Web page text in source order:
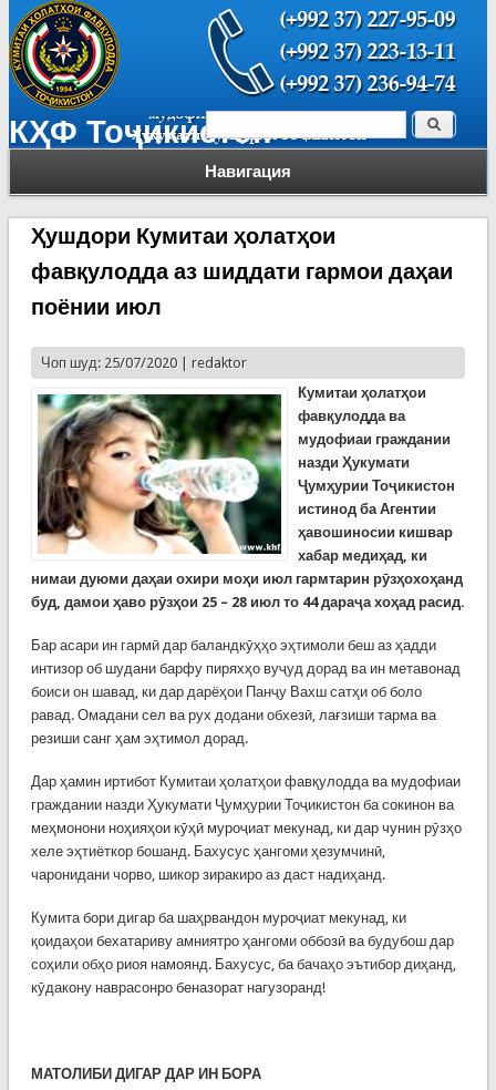
КҲФ Тоҷикистон
Навигация
Форма поиска Поиск
Ҳушдори Кумитаи ҳолатҳои
фавқулодда аз шиддати гармои даҳаи
поёнии июл
Чоп шуд: 25/07/2020 | redaktor
Кумитаи ҳолатҳои
фавқулодда ва
мудофиаи граждании
назди Ҳукумати
Ҷумҳурии Тоҷикистон
истинод ба Агентии
ҳавошиносии кишвар
хабар медиҳад, ки
нимаи дуюми даҳаи охири моҳи июл гармтарин рӯзҳохоҳанд
буд, дамои ҳаво рӯзҳои 25 – 28 июл то 44 дараҷа хоҳад расид.
Бар асари ин гармӣ дар баландкӯҳҳо эҳтимоли беш аз ҳадди
интизор об шудани барфу пиряхҳо вуҷуд дорад ва ин метавонад
боиси он шавад, ки дар дарёҳои Панҷу Вахш сатҳи об боло
равад. Омадани сел ва рух додани обхезӣ, лағзиши тарма ва
резиши санг ҳам эҳтимол дорад.
Дар ҳамин иртибот Кумитаи ҳолатҳои фавқулодда ва мудофиаи
граждании назди Ҳукумати Ҷумҳурии Тоҷикистон ба сокинон ва
меҳмонони ноҳияҳои кӯҳӣ муроҷиат мекунад, ки дар чунин рӯзҳо
хеле эҳтиёткор бошанд. Бахусус ҳангоми ҳезумчинӣ,
чаронидани чорво, шикор зиракиро аз даст надиҳанд.
Кумита бори дигар ба шаҳрвандон муроҷиат мекунад, ки
қоидаҳои бехатариву амниятро ҳангоми оббозӣ ва будубош дар
соҳили обҳо риоя намоянд. Бахусус, ба бачаҳо эътибор диҳанд,
кӯдакону наврасонро беназорат нагузоранд!
МАТОЛИБИ ДИГАР ДАР ИН БОРА